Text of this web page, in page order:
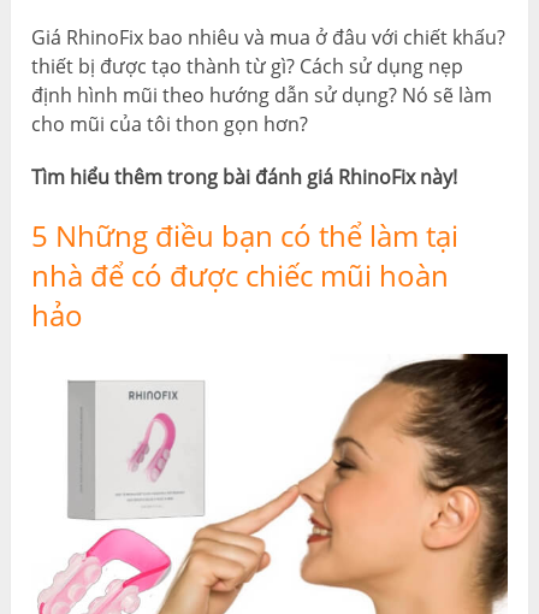
Giá RhinoFix bao nhiêu và mua ở đâu với chiết khấu?
thiết bị được tạo thành từ gì? Cách sử dụng nẹp
định hình mũi theo hướng dẫn sử dụng? Nó sẽ làm
cho mũi của tôi thon gọn hơn?
Tìm hiểu thêm trong bài đánh giá RhinoFix này!
5 Những điều bạn có thể làm tại
nhà để có được chiếc mũi hoàn
hảo